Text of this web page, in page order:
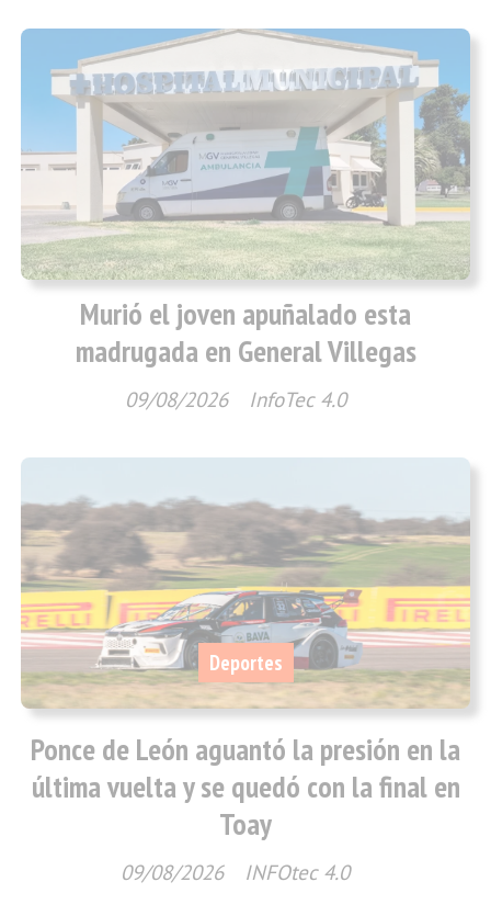
Murió el joven apuñalado esta
madrugada en General Villegas
InfoTec 4.0
09/08/2026
Ponce de León aguantó la presión en la
última vuelta y se quedó con la final en
Toay
INFOtec 4.0
Deportes
09/08/2026